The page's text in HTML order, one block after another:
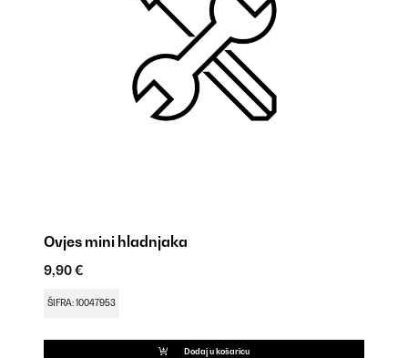
Ovjes mini hladnjaka
9,90 €
ŠIFRA: 10047953
Dodaj u košaricu